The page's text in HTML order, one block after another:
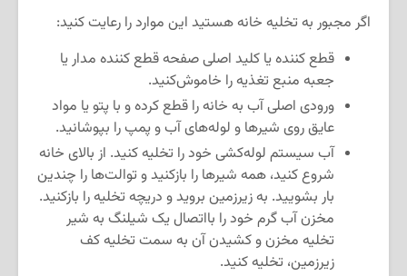
اگر مجبور به تخلیه خانه هستید این موارد را رعایت کنید:
قطع کننده یا کلید اصلی صفحه قطع کننده مدار یا
جعبه منبع تغذیه را خاموش‌کنید.
ورودی اصلی آب به خانه را قطع کرده و با پتو یا مواد
عایق روی شیرها و لوله‌های آب و پمپ را بپوشانید.
آب سیستم لوله‌کشی خود را تخلیه کنید. از بالای خانه
شروع کنید، همه شیرها را بازکنید و توالت‌ها را چندین
بار بشویید. به زیرزمین بروید و دریچه تخلیه را بازکنید.
مخزن آب گرم خود را بااتصال یک شیلنگ به شیر
تخلیه مخزن و کشیدن آن به سمت تخلیه کف
زیرزمین، تخلیه کنید.